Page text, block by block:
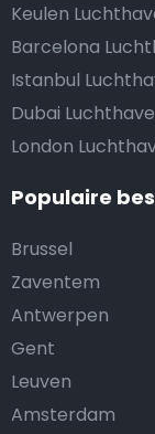
Keulen
Barcelona
Istanbul
Dubai
London
Populaire
Brussel
Zaventem
Antwerpen
Gent
Leuven
Amsterdam